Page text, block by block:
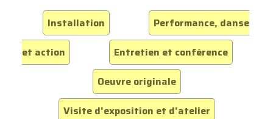
Installation
Performance, danse
et action
Entretien et conférence
Oeuvre originale
Visite d'exposition et d'atelier